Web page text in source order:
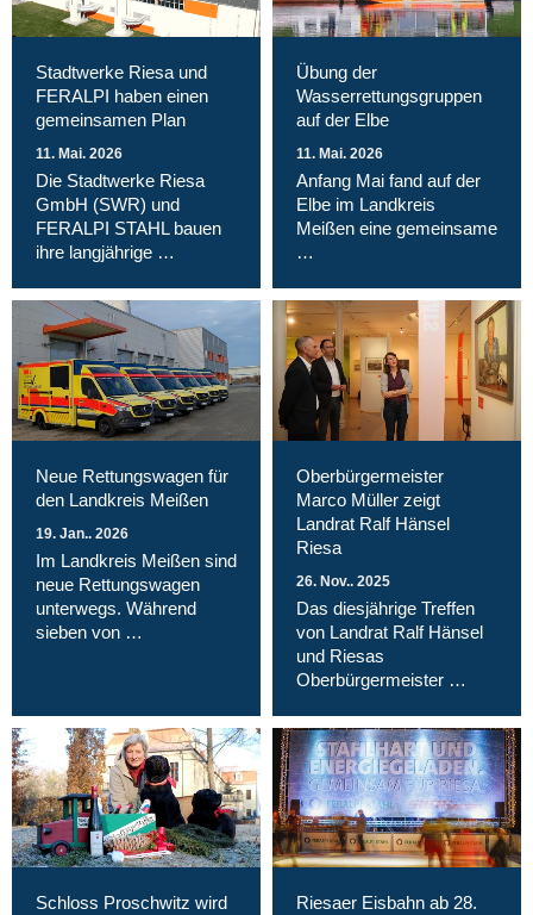
Stadtwerke Riesa und
FERALPI haben einen
gemeinsamen Plan
11. Mai. 2026
Die Stadtwerke Riesa
GmbH (SWR) und
FERALPI STAHL bauen
ihre langjährige …
Übung der
Wasserrettungsgruppen
auf der Elbe
11. Mai. 2026
Anfang Mai fand auf der
Elbe im Landkreis
Meißen eine gemeinsame
…
Neue Rettungswagen für
den Landkreis Meißen
19. Jan.. 2026
Im Landkreis Meißen sind
neue Rettungswagen
unterwegs. Während
sieben von …
Oberbürgermeister
Marco Müller zeigt
Landrat Ralf Hänsel
Riesa
26. Nov.. 2025
Das diesjährige Treffen
von Landrat Ralf Hänsel
und Riesas
Oberbürgermeister …
Schloss Proschwitz wird
Riesaer Eisbahn ab 28.